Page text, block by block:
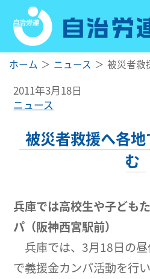
ホーム ニュース 被災者救
2011年3月18日
ニュース
被災者救援へ各
む
兵庫では高校生や子ども
パ（阪神西宮駅前）
兵庫では、3月18日の
で義援金カンパ活動を行